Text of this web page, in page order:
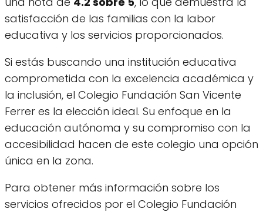
satisfacción de las familias con la labor
educativa y los servicios proporcionados.
Si estás buscando una institución educativa
comprometida con la excelencia académica y
la inclusión, el Colegio Fundación San Vicente
Ferrer es la elección ideal. Su enfoque en la
educación autónoma y su compromiso con la
accesibilidad hacen de este colegio una opción
única en la zona.
Para obtener más información sobre los
servicios ofrecidos por el Colegio Fundación